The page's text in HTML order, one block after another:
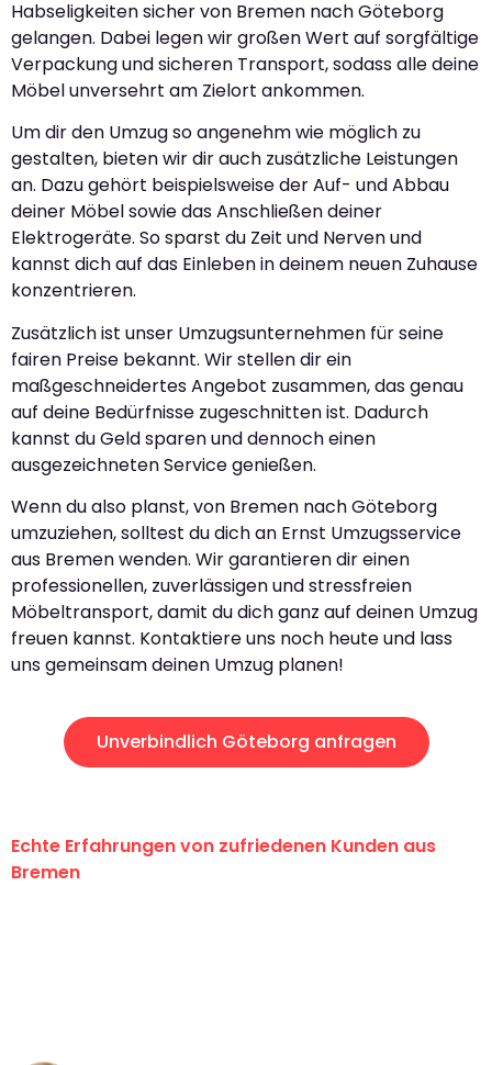
Habseligkeiten sicher von Bremen nach Göteborg
gelangen. Dabei legen wir großen Wert auf sorgfältige
Verpackung und sicheren Transport, sodass alle deine
Möbel unversehrt am Zielort ankommen.
Um dir den Umzug so angenehm wie möglich zu
gestalten, bieten wir dir auch zusätzliche Leistungen
an. Dazu gehört beispielsweise der Auf- und Abbau
deiner Möbel sowie das Anschließen deiner
Elektrogeräte. So sparst du Zeit und Nerven und
kannst dich auf das Einleben in deinem neuen Zuhause
konzentrieren.
Zusätzlich ist unser Umzugsunternehmen für seine
fairen Preise bekannt. Wir stellen dir ein
maßgeschneidertes Angebot zusammen, das genau
auf deine Bedürfnisse zugeschnitten ist. Dadurch
kannst du Geld sparen und dennoch einen
ausgezeichneten Service genießen.
Wenn du also planst, von Bremen nach Göteborg
umzuziehen, solltest du dich an Ernst Umzugsservice
aus Bremen wenden. Wir garantieren dir einen
professionellen, zuverlässigen und stressfreien
Möbeltransport, damit du dich ganz auf deinen Umzug
freuen kannst. Kontaktiere uns noch heute und lass
uns gemeinsam deinen Umzug planen!
Unverbindlich Göteborg anfragen
Echte Erfahrungen von zufriedenen Kunden aus
Bremen